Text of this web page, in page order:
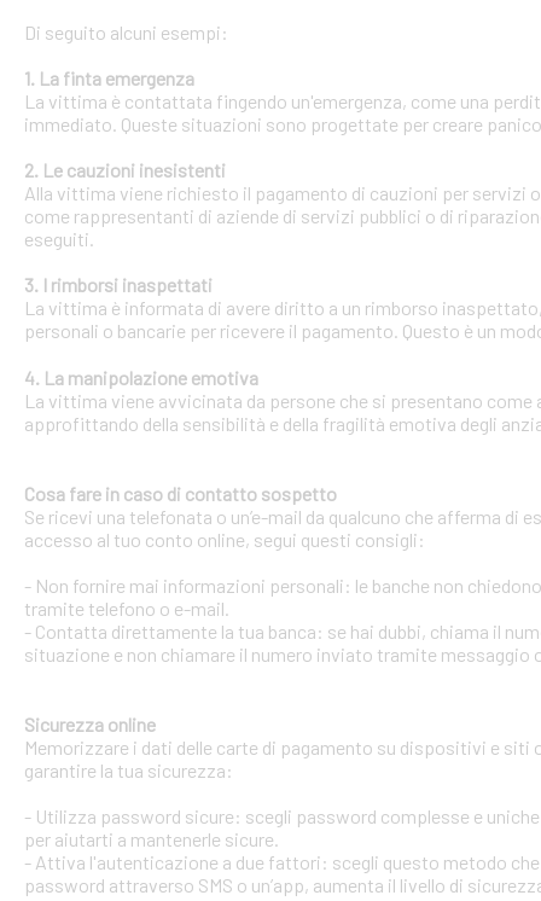
Di seguito alcuni esempi:
1. La finta emergenza
La vittima è contattata fingendo un'emergenza, come una
immediato. Queste situazioni sono progettate per creare
2. Le cauzioni inesistenti
Alla vittima viene richiesto il pagamento di cauzioni per
come rappresentanti di aziende di servizi pubblici o di
eseguiti.
3. I rimborsi inaspettati
La vittima è informata di avere diritto a un rimborso
personali o bancarie per ricevere il pagamento. Questo è un
4. La manipolazione emotiva
La vittima viene avvicinata da persone che si presentano
approfittando della sensibilità e della fragilità emotiva degli
Cosa fare in caso di contatto sospetto
Se ricevi una telefonata o un’e-mail da qualcuno che afferma di
accesso al tuo conto online, segui questi consigli:
- Non fornire mai informazioni personali: le banche non
tramite telefono o e-mail.
- Contatta direttamente la tua banca: se hai dubbi, chiama il
situazione e non chiamare il numero inviato tramite messaggio
Sicurezza online
Memorizzare i dati delle carte di pagamento su dispositivi e
garantire la tua sicurezza:
- Utilizza password sicure: scegli password complesse e
per aiutarti a mantenerle sicure.
- Attiva l'autenticazione a due fattori: scegli questo metodo
password attraverso SMS o un’app, aumenta il livello di